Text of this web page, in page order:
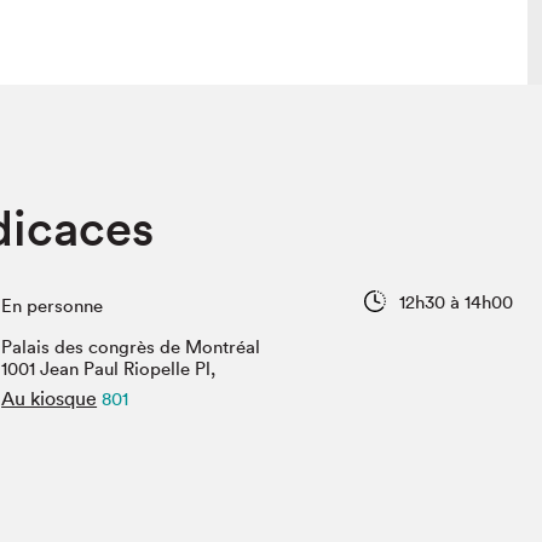
Vidéos et balados
En personne
12h30 à 14h00
Palais des congrès de Montréal
1001 Jean Paul Riopelle Pl,
Au kiosque 801